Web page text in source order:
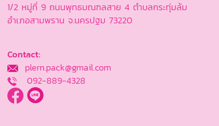
1/2 หมู่ที่ 9 ถนนพุทธมณฑลสาย 4 ตำบลกระทุ่มล้ม
อำเภอสามพราน จ.นครปฐม 73220
Contact:
plern.pack@gmail.com
092-889-4328